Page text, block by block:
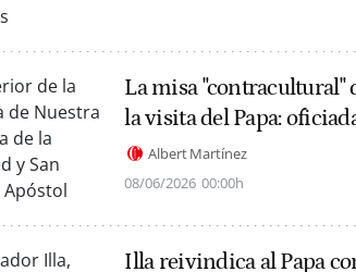
La misa "contracultural"
la visita del Papa:
Albert Martínez
08/06/2026 00:00h
Illa reivindica al Papa